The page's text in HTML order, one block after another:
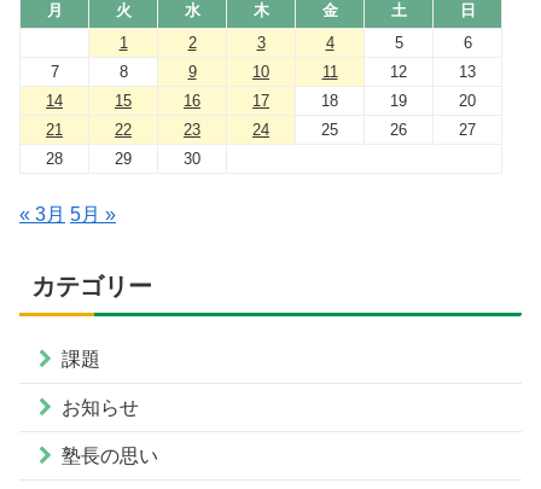
月 火 水 木 金 土
日
1
2 3 4 5
6
7
8 9 10 11 12
13
14
15 16 17 18 19
20
21
22 23 24 25 26
27
28
29 30
« 3月 5月 »
カテゴリー
課題
お知らせ
塾長の思い